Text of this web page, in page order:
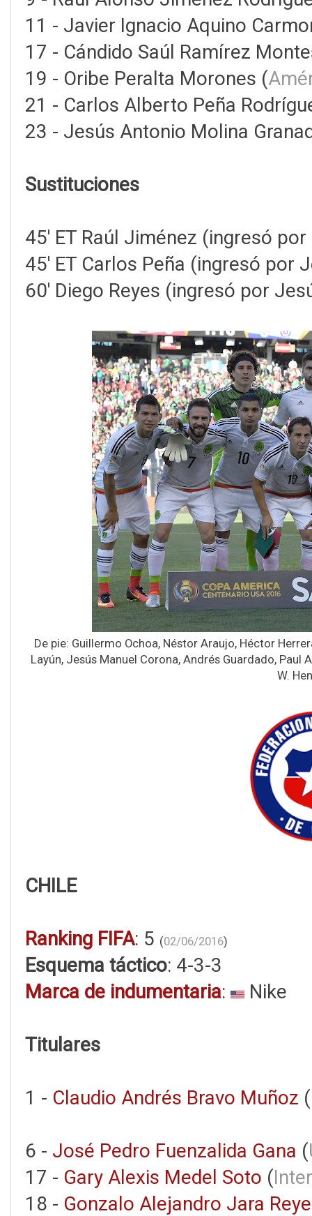
11 - Javier Ignacio Aquino
17 - Cándido Saúl Ramírez
19 - Oribe Peralta Morones (
21 - Carlos Alberto Peña
23 - Jesús Antonio Molina
Sustituciones
45' ET Raúl Jiménez (ingresó
45' ET Carlos Peña (ingresó por
60' Diego Reyes (ingresó por
De pie: Guillermo Ochoa, Néstor Araujo, Héctor
Layún, Jesús Manuel Corona, Andrés Guardado,
W.
CHILE
Ranking FIFA: 5 (02/06/2016)
Esquema táctico: 4-3-3
Marca de indumentaria: Nike
Titulares
1 - Claudio Andrés Bravo Muñoz (
6 - José Pedro Fuenzalida Gana (
17 - Gary Alexis Medel Soto (
18 - Gonzalo Alejandro Jara